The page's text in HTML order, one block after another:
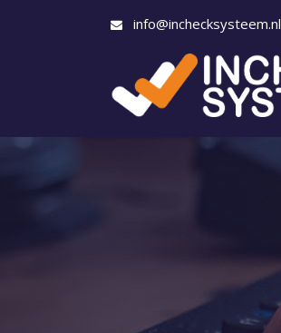
info@inchecksysteem.nl